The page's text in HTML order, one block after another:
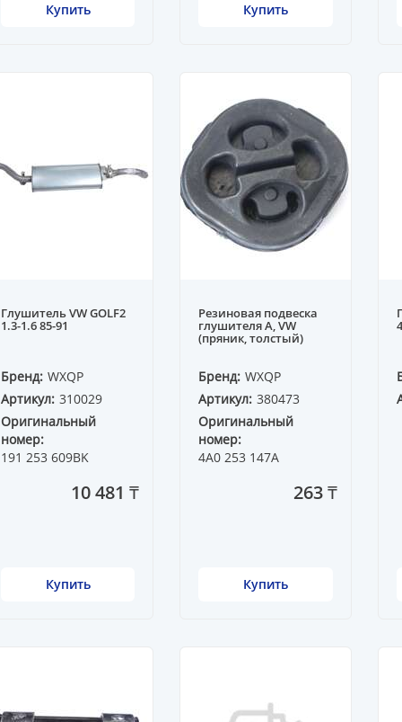
Купить Купить
Глушитель VW GOLF2
1.3-1.6 85-91
Бренд: WXQP
Артикул: 310029
Оригинальный
номер:
191 253 609BK
10 481 ₸
Купить
Резиновая подвеска
глушителя A, VW
(пряник, толстый)
Бренд: WXQP
Артикул: 380473
Оригинальный
номер:
4A0 253 147A
263 ₸
Купить